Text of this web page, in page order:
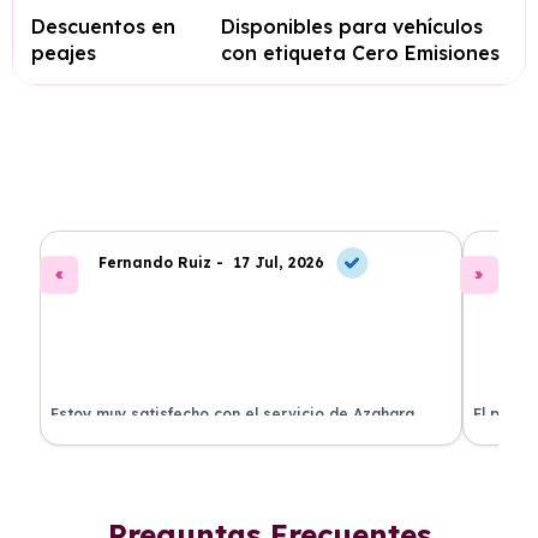
Descuentos en
peajes
Disponibles para vehículos
con etiqueta Cero Emisiones
Fernando Ruiz - 17 Jul, 2026
Estoy muy satisfecho con el servicio de Azahara
Renting. El coche está en perfectas condiciones y el
El
llegó